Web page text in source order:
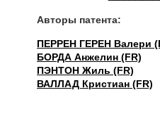
Авторы патента:
ПЕРРЕН ГЕРЕН Валери
БОРДА Анжелин (FR)
ПЭНТОН Жиль (FR)
ВАЛЛАД Кристиан (FR)